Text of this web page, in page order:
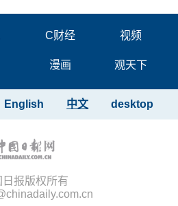
C财经 视频
漫画 观天下
desktop
中文
English
日报版权所有